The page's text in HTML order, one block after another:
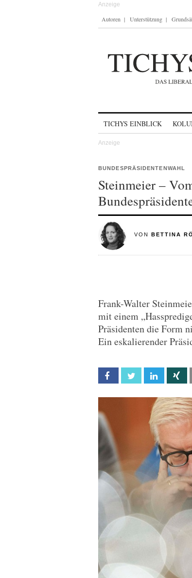
Autoren Unterstützung
TICHYS EINBLICK
BUNDESPRÄSIDENTENWAHL
Steinmeier –
VON BETTINA
Frank-Walter
mit einem
Präsidenten die Form
Ein eskalierender
Facebook Twitter Linkedin